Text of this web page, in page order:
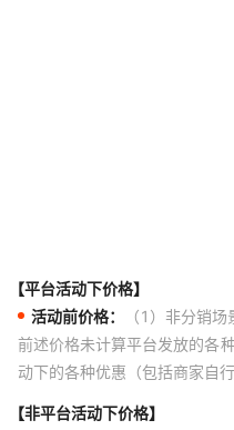
【平台活动下价格】
活动前价格：
（1）非分销
前述价格未计算平台发放的各
动下的各种优惠（包括商家自
【非平台活动下价格】